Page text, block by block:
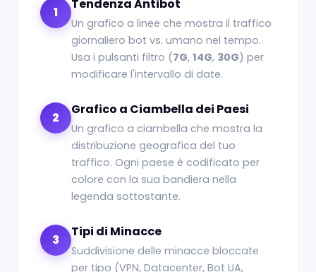
1
Tendenza Antibot
Un grafico a linee che mostra il traffico
giornaliero bot vs. umano nel tempo.
Usa i pulsanti filtro (7G, 14G, 30G) per
modificare l'intervallo di date.
2
Grafico a Ciambella dei Paesi
Un grafico a ciambella che mostra la
distribuzione geografica del tuo
traffico. Ogni paese è codificato per
colore con la sua bandiera nella
legenda sottostante.
3
Tipi di Minacce
Suddivisione delle minacce bloccate
per tipo (VPN, Datacenter, Bot UA,